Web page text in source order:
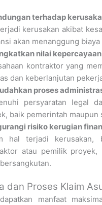
terhadap
kerusakan akibat
akan menanggung
nilai
kontraktor yang
dan keberlanjutan
proses
persyaratan legal
baik pemerintah maupun
risiko kerugian
hal terjadi kerusakan,
atau pemilik proyek,
dan Proses Klaim
manfaat